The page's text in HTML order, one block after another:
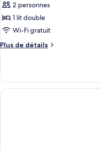
2 personnes
1 lit double
Wi-Fi gratuit
Plus de détails
Plus
le
type
de